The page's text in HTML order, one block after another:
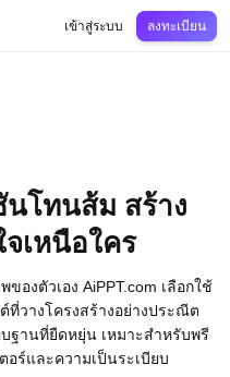
เทมเพลตการศึก
เข้าสู่ระบบ ลงทะเบียน
โทนส้ม สร้าง
เหนือใคร
องตัวเอง AiPPT.com เลือกใช้
ที่วางโครงสร้างอย่างประณีต
ฐานที่ยืดหยุ่น เหมาะสำหรับพรี
อร์และความเป็นระเบียบ